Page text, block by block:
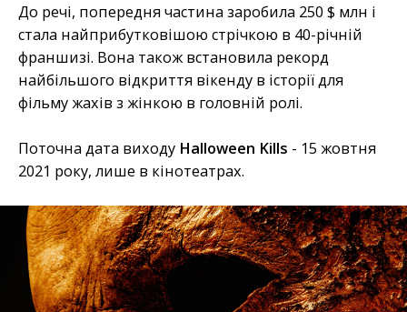
До речі, попередня частина заробила 250 $ млн і
стала найприбутковішою стрічкою в 40-річній
франшизі. Вона також встановила рекорд
найбільшого відкриття вікенду в історії для
фільму жахів з жінкою в головній ролі.
Поточна дата виходу Halloween Kills - 15 жовтня
2021 року, лише в кінотеатрах.